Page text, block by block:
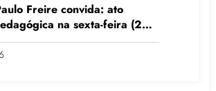
Freire convida: ato
na sexta-feira (24),